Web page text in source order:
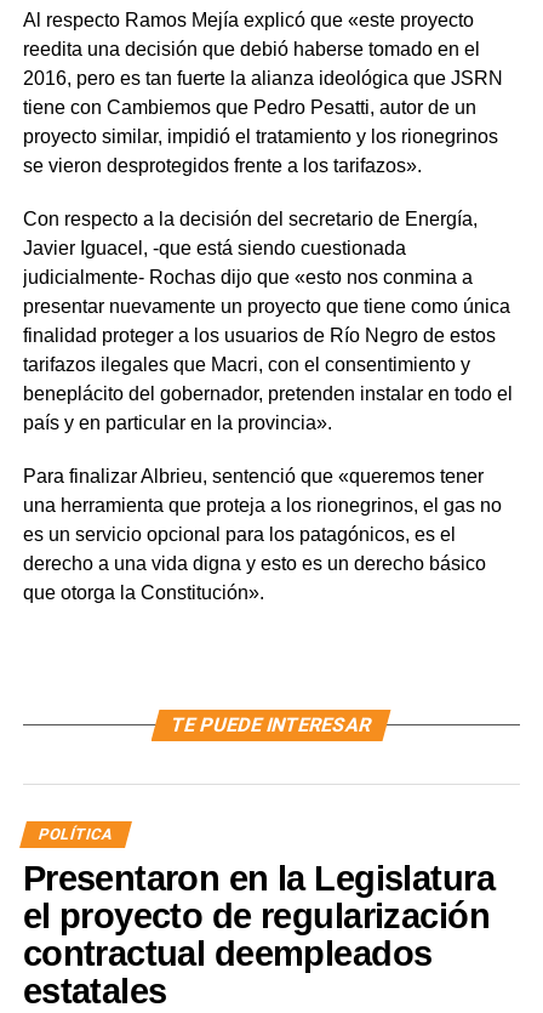
Al respecto Ramos Mejía explicó que «este proyecto
reedita una decisión que debió haberse tomado en el
2016, pero es tan fuerte la alianza ideológica que JSRN
tiene con Cambiemos que Pedro Pesatti, autor de un
proyecto similar, impidió el tratamiento y los rionegrinos
se vieron desprotegidos frente a los tarifazos».
Con respecto a la decisión del secretario de Energía,
Javier Iguacel, -que está siendo cuestionada
judicialmente- Rochas dijo que «esto nos conmina a
presentar nuevamente un proyecto que tiene como única
finalidad proteger a los usuarios de Río Negro de estos
tarifazos ilegales que Macri, con el consentimiento y
beneplácito del gobernador, pretenden instalar en todo el
país y en particular en la provincia».
Para finalizar Albrieu, sentenció que «queremos tener
una herramienta que proteja a los rionegrinos, el gas no
es un servicio opcional para los patagónicos, es el
derecho a una vida digna y esto es un derecho básico
que otorga la Constitución».
TE PUEDE INTERESAR
POLÍTICA
Presentaron en la Legislatura
el proyecto de regularización
contractual deempleados
estatales